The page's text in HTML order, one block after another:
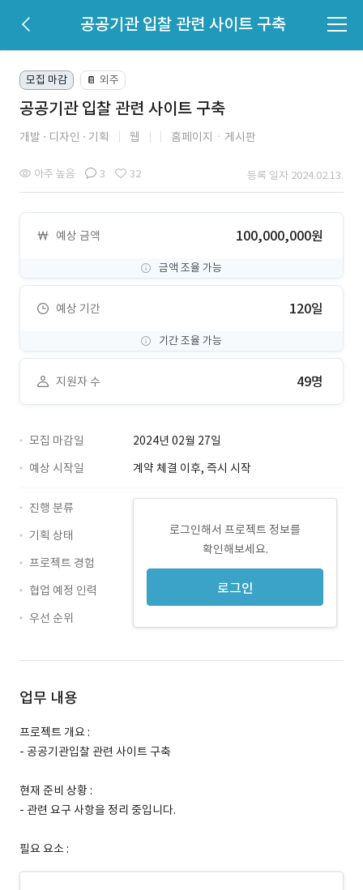
공공기관 입찰 관련 사이트 구축
모집 마감 📔 외주
공공기관 입찰 관련 사이트 구축
개발 디자인 기획 웹 홈페이지ㆍ게시판
아주 높음 3 32 등록 일자 2024.02.13.
예상 금액 100,000,000원
금액 조율 가능
예상 기간 120일
기간 조율 가능
지원자 수 49명
모집 마감일
2024년 02월 27일
예상 시작일
계약 체결 이후, 즉시 시작
로그인해서 프로젝트 정보를
확인해보세요.
로그인
진행 분류
기획 상태
프로젝트 경험
협업 예정 인력
우선 순위
업무 내용
프로젝트 개요 :
- 공공기관입찰 관련 사이트 구축
현재 준비 상황 :
- 관련 요구 사항을 정리 중입니다.
필요 요소 :